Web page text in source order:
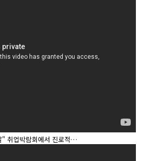
" 취업박람회에서 진로적…